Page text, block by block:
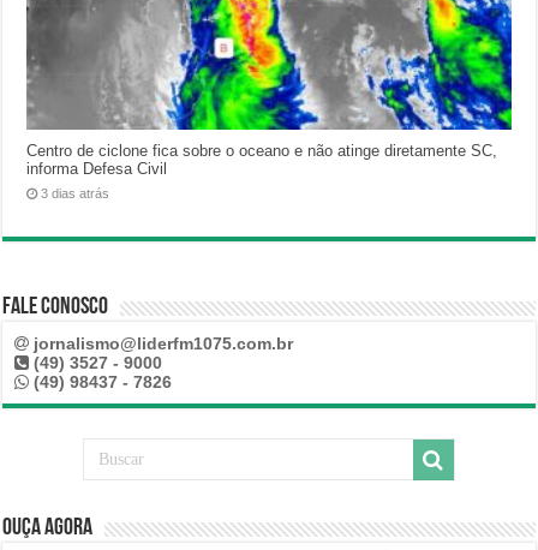
Centro de ciclone fica sobre o oceano e não atinge diretamente SC,
informa Defesa Civil
3 dias atrás
Fale Conosco
jornalismo@liderfm1075.com.br
(49) 3527 - 9000
(49) 98437 - 7826
Ouça Agora